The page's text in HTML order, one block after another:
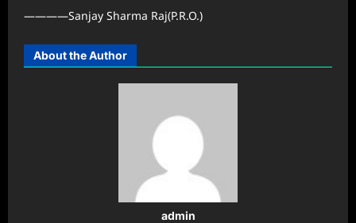
————Sanjay Sharma Raj(P.R.O.)
About the Author
admin